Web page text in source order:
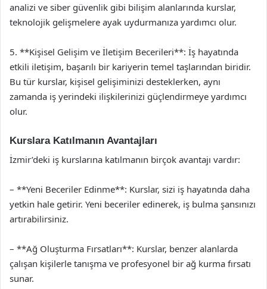
analizi ve siber güvenlik gibi bilişim alanlarında kurslar,
teknolojik gelişmelere ayak uydurmanıza yardımcı olur.
5. **Kişisel Gelişim ve İletişim Becerileri**: İş hayatında
etkili iletişim, başarılı bir kariyerin temel taşlarından biridir.
Bu tür kurslar, kişisel gelişiminizi desteklerken, aynı
zamanda iş yerindeki ilişkilerinizi güçlendirmeye yardımcı
olur.
Kurslara Katılmanın Avantajları
İzmir’deki iş kurslarına katılmanın birçok avantajı vardır:
– **Yeni Beceriler Edinme**: Kurslar, sizi iş hayatında daha
yetkin hale getirir. Yeni beceriler edinerek, iş bulma şansınızı
artırabilirsiniz.
– **Ağ Oluşturma Fırsatları**: Kurslar, benzer alanlarda
çalışan kişilerle tanışma ve profesyonel bir ağ kurma fırsatı
sunar.